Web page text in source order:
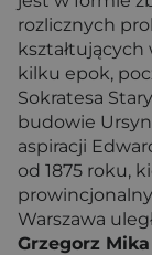
rozlicznych
kilku epok,
Sokratesa
budowie
aspiracji
od 1875 roku,
Warszawa
Grzegorz Mika